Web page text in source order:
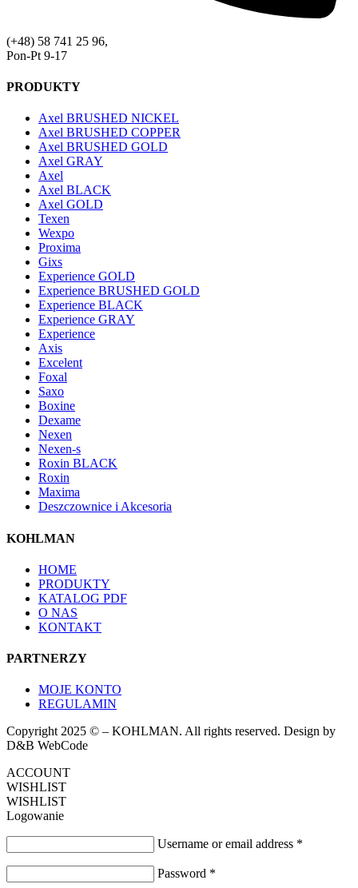
(+48) 58 741 25 96,
Pon-Pt 9-17
PRODUKTY
Axel BRUSHED NICKEL
Axel BRUSHED COPPER
Axel BRUSHED GOLD
Axel GRAY
Axel
Axel BLACK
Axel GOLD
Texen
Wexpo
Proxima
Gixs
Experience GOLD
Experience BRUSHED GOLD
Experience BLACK
Experience GRAY
Experience
Axis
Excelent
Foxal
Saxo
Boxine
Dexame
Nexen
Nexen-s
Roxin BLACK
Roxin
Maxima
Deszczownice i Akcesoria
KOHLMAN
HOME
PRODUKTY
KATALOG PDF
O NAS
KONTAKT
PARTNERZY
MOJE KONTO
REGULAMIN
Copyright 2025 © – KOHLMAN. All rights reserved. Design by
D&B WebCode
ACCOUNT
WISHLIST
WISHLIST
Logowanie
Username or email address *
Password *